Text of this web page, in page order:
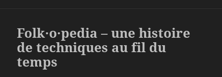
Folk·o·pedia – une histoire
de techniques au fil du
temps